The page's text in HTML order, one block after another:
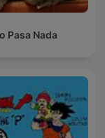
Pasa Nada